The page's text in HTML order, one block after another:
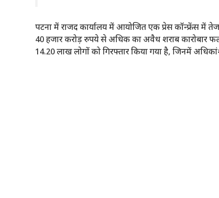
पटना में राजद कार्यालय में आयोजित एक प्रेस कॉन्फ्रेंस में
40 हजार करोड़ रुपये से अधिक का अवैध शराब कारोबार
14.20 लाख लोगों को गिरफ्तार किया गया है, जिनमें